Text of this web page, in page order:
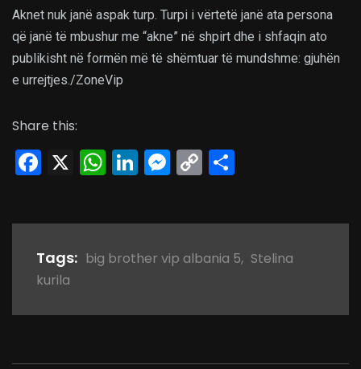
Aknet nuk janë aspak turp. Turpi i vërtetë janë ata persona
që janë të mbushur me “akne” në shpirt dhe i shfaqin ato
publikisht në formën më të shëmtuar të mundshme: gjuhën
e urrejtjes./ZoneVip
Share this:
Facebook
X WhatsApp
LinkedIn
Messenger
Copy
Tags: big brother vip albania 5, Stelina
kurila